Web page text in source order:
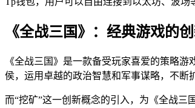
《全战三国》：经典游戏的
《全战三国》是一款备受玩家喜爱的策略
侯，运用卓越的政治智慧和军事谋略，不断
而“挖矿”这一创新概念的引入，为《全战